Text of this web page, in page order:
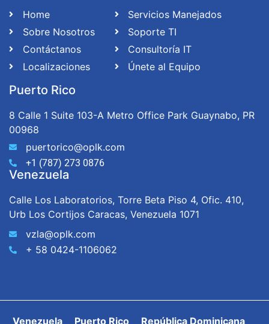
Home
Sobre Nosotros
Contáctanos
Localizaciones
Servicios Manejados
Soporte TI
Consultoría IT
Únete al Equipo
Puerto Rico
8 Calle 1 Suite 103-A Metro Office Park Guaynabo, PR
00968
puertorico@oplk.com
+1 (787) 273 0876
Venezuela
Calle Los Laboratorios, Torre Beta Piso 4, Ofic. 410,
Urb Los Cortijos Caracas, Venezuela 1071
vzla@oplk.com
+ 58 0424-1106062
Venezuela Puerto Rico República Dominicana